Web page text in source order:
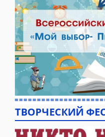
ТВОРЧЕСКИЙ